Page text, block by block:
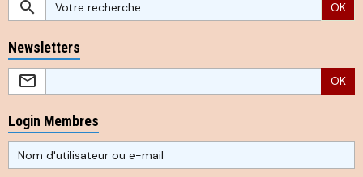
OK
Newsletters
OK
Login Membres